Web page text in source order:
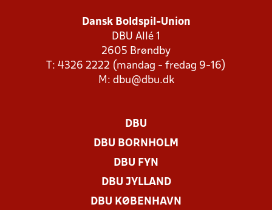
Dansk Boldspil-Union
DBU Allé 1
2605 Brøndby
T: 4326 2222 (mandag - fredag 9-16)
M: dbu@dbu.dk
DBU
DBU BORNHOLM
DBU FYN
DBU JYLLAND
DBU KØBENHAVN